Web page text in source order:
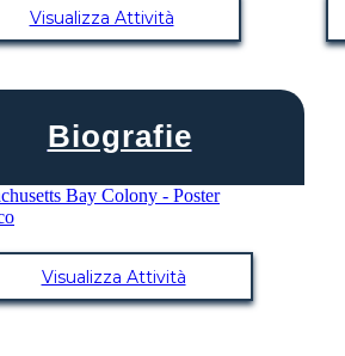
Visualizza Attività
Biografie
Visualizza Attività